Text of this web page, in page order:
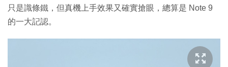
只是識條鐵，但真機上手效果又確實搶眼，總算是 Note 9
的一大記認。